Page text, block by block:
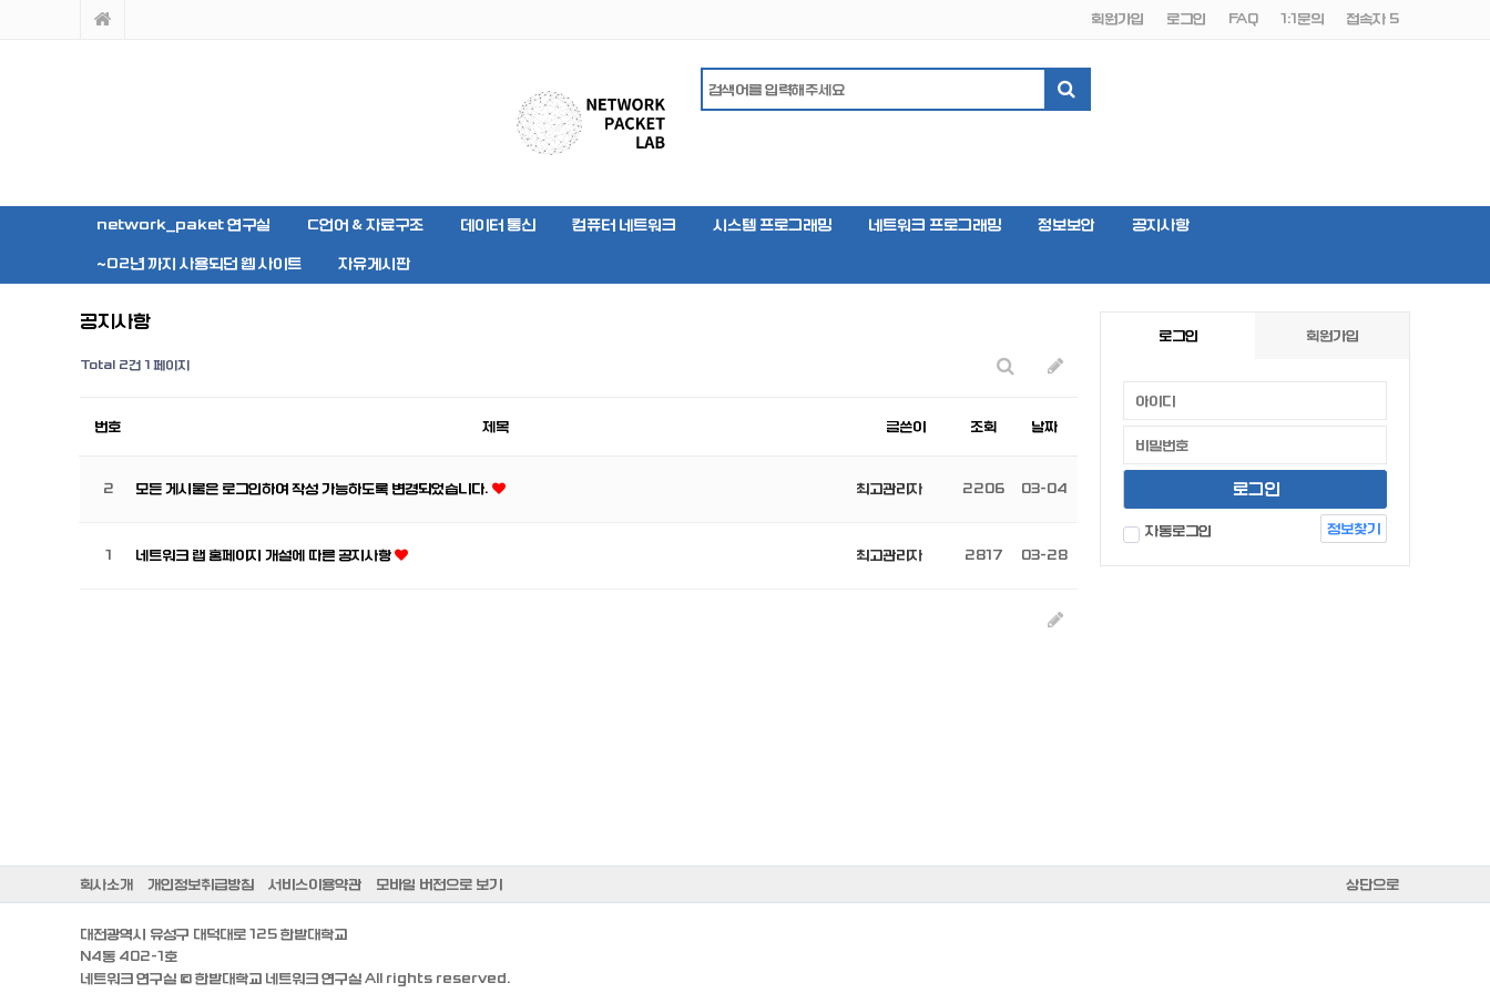
회원가입 로그인 FAQ 1:1문의 접속자 5
network_paket 연구실 C언어 & 자료구조 데이터 통신 컴퓨터 네트워크 시스템 프로그래밍 네트워크 프로그래밍 정보보안 공지사항
~02년 까지 사용되던 웹 사이트 자유게시판
로그인 회원가입
자동로그인 정보찾기
공지사항
Total 2건 1 페이지
번호 제목 글쓴이 조회 날짜
2 모든 게시물은 로그인하여 작성 가능하도록 변경되었습니다. 최고관리자 2206 03-04
1 네트워크 랩 홈페이지 개설에 따른 공지사항 최고관리자 2817 03-28
회사소개 개인정보취급방침 서비스이용약관 모바일 버전으로 보기 상단으로
대전광역시 유성구 대덕대로 125 한밭대학교
N4동 402-1호
네트워크 연구실 © 한밭대학교 네트워크 연구실 All rights reserved.